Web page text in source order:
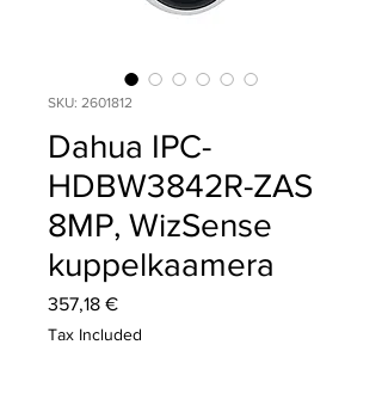
SKU: 2601812
Dahua IPC-
HDBW3842R-ZAS
8MP, WizSense
kuppelkaamera
357,18 €Price
Tax Included